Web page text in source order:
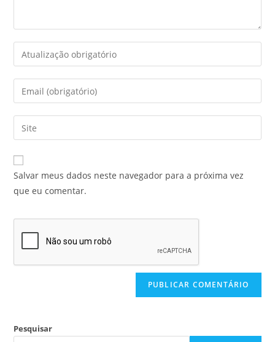
Salvar meus dados neste navegador para a próxima vez
que eu comentar.
Pesquisar